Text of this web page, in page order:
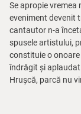
Se apropie vremea
eveniment devenit
cantautor n-a
spusele artistului,
constituie o
îndrăgit și
Hrușcă, parcă nu